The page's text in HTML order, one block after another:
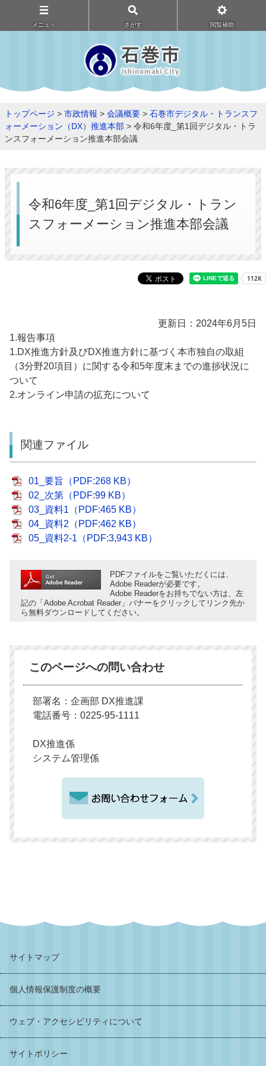
メニュ－ さがす 閲覧補助
トップページ > 市政情報 > 会議概要 > 石巻市デジタル・トランスフ
ォーメーション（DX）推進本部 > 令和6年度_第1回デジタル・トラ
ンスフォーメーション推進本部会議
令和6年度_第1回デジタル・トラン
スフォーメーション推進本部会議
更新日：2024年6月5日
1.報告事項
1.DX推進方針及びDX推進方針に基づく本市独自の取組
（3分野20項目）に関する令和5年度末までの進捗状況に
ついて
2.オンライン申請の拡充について
関連ファイル
01_要旨（PDF:268 KB）
02_次第（PDF:99 KB）
03_資料1（PDF:465 KB）
04_資料2（PDF:462 KB）
05_資料2-1（PDF:3,943 KB）
PDFファイルをご覧いただくには、
Adobe Readerが必要です。
Adobe Readerをお持ちでない方は、左
記の「Adobe Acrobat Reader」バナーをクリックしてリンク先か
ら無料ダウンロードしてください。
このページへの問い合わせ
部署名：企画部 DX推進課
電話番号：0225-95-1111
DX推進係
システム管理係
サイトマップ
個人情報保護制度の概要
ウェブ・アクセシビリティについて
サイトポリシー